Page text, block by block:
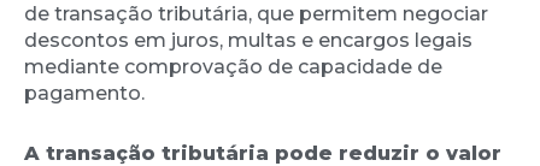
de transação tributária, que permitem negociar
descontos em juros, multas e encargos legais
mediante comprovação de capacidade de
pagamento.
A transação tributária pode reduzir o valor